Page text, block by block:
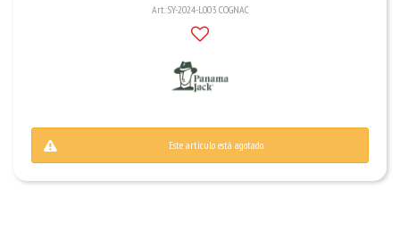
SY-2024-L003 COGNAC
Este artículo está agotado.